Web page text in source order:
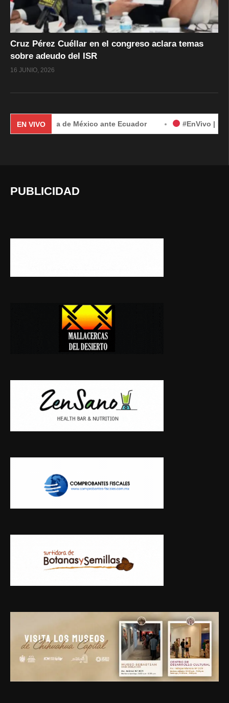
Cruz Pérez Cuéllar en el congreso aclara temas
sobre adeudo del ISR
16 JUNIO, 2026
EN VIVO
de México ante Ecuador #EnVivo | Demanda de
PUBLICIDAD